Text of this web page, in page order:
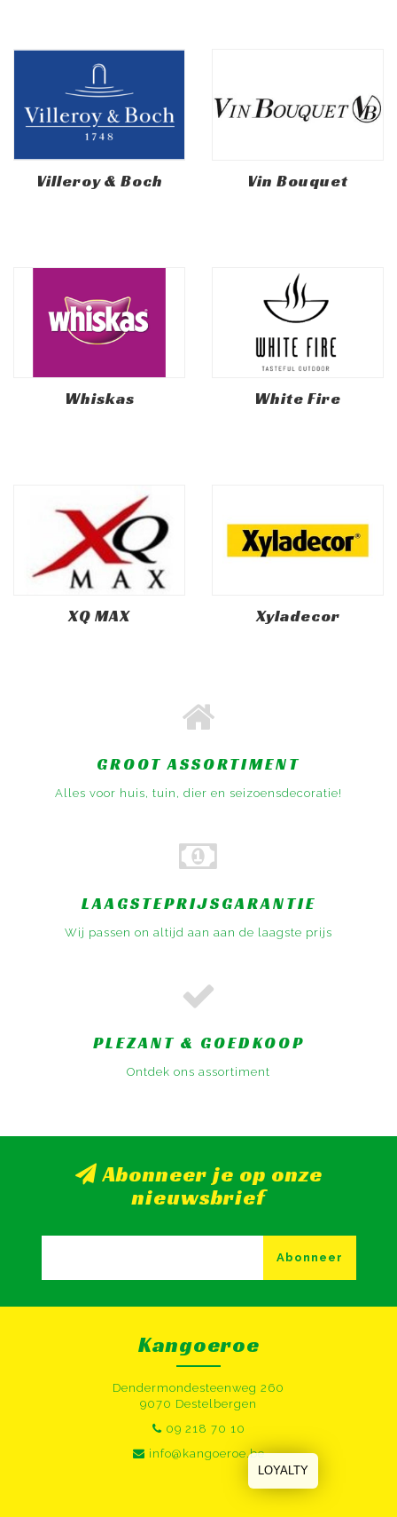
Villeroy & Boch Vin Bouquet
Whiskas White Fire
XQ MAX Xyladecor
GROOT ASSORTIMENT
Alles voor huis, tuin, dier en seizoensdecoratie!
LAAGSTEPRIJSGARANTIE
Wij passen on altijd aan aan de laagste prijs
PLEZANT & GOEDKOOP
Ontdek ons assortiment
Abonneer je op onze
nieuwsbrief
Abonneer
Kangoeroe
Dendermondesteenweg 260
9070 Destelbergen
09 218 70 10
info@kangoeroe.be
LOYALTY